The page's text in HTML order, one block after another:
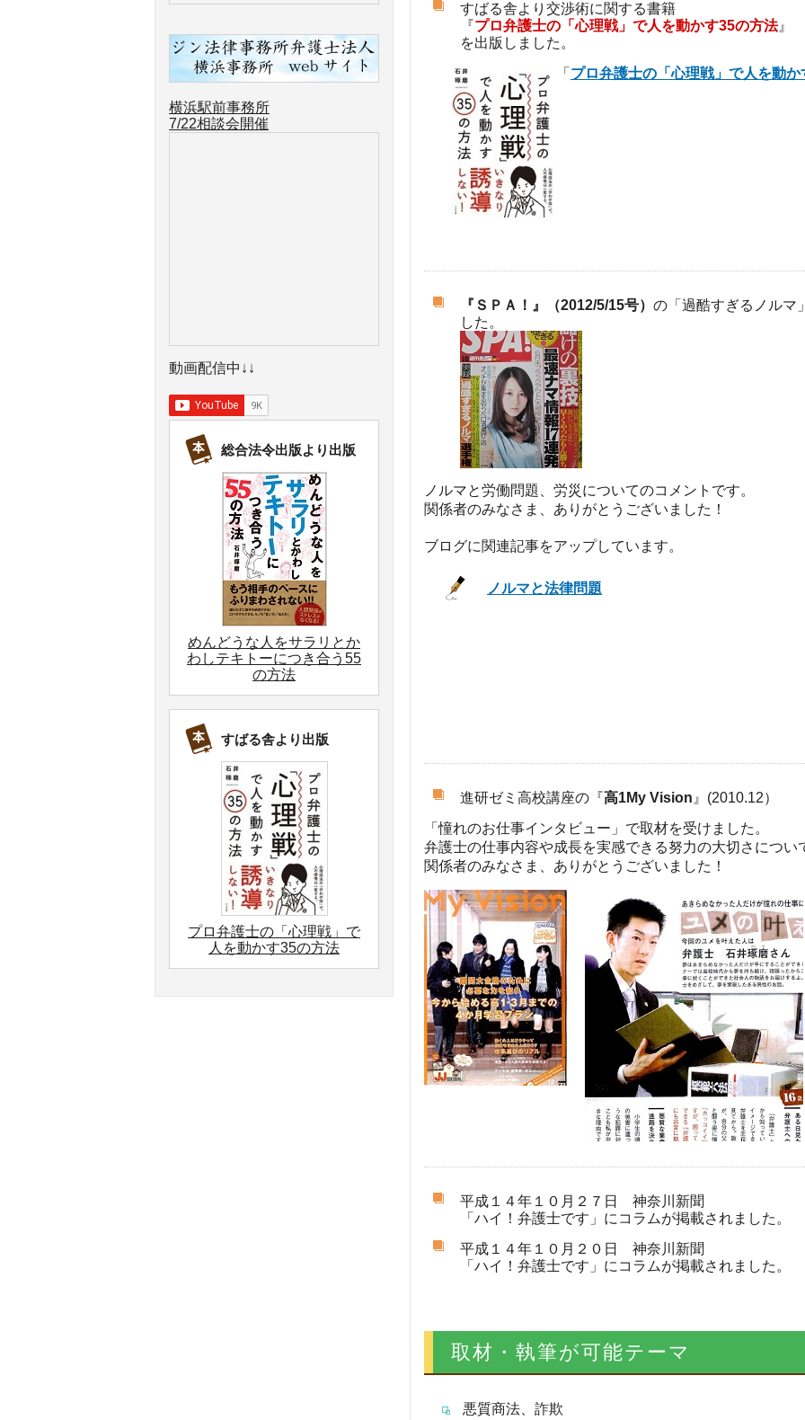
すばる舎より交渉術に関する書籍
『プロ弁護士の「心理戦」で人を動かす35の方法』
を出版しました。
「 プロ弁護士の「心理戦」で人を動か
『ＳＰＡ！』（2012/5/15号） の「過酷すぎるノルマ
した。
ノルマと労働問題、労災についてのコメントです。
関係者のみなさま、ありがとうございました！
ブログに関連記事をアップしています。
ノルマと法律問題
進研ゼミ高校講座の『高1My Vision 』(2010.12）
「憧れのお仕事インタビュー」で取材を受けました。
弁護士の仕事内容や成長を実感できる努力の大切さについ
関係者のみなさま、ありがとうございました！
平成１４年１０月２７日 神奈川新聞
「ハイ！弁護士です」にコラムが掲載されました。
平成１４年１０月２０日 神奈川新聞
「ハイ！弁護士です」にコラムが掲載されました。
取材・執筆が可能テーマ
悪質商法、詐欺
横浜駅前事務所
7/22相談会開催
動画配信中↓↓
総合法令出版より出版
めんどうな人をサラリとか
わしテキトーにつき合う55
の方法
すばる舎より出版
プロ弁護士の「心理戦」で
人を動かす35の方法